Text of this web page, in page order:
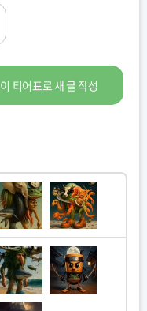
이 티어표로 새 글 작성